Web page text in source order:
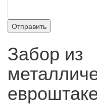
Забор из